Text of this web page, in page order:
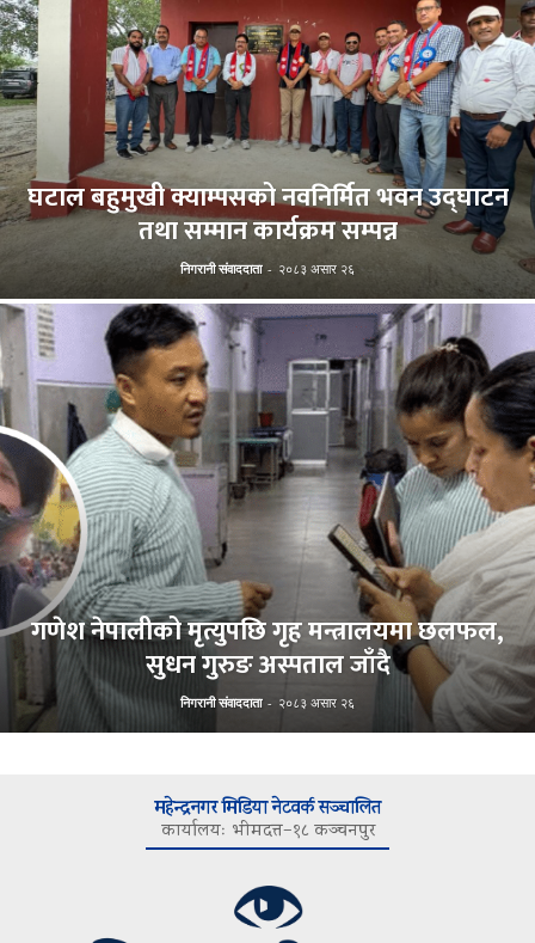
घटाल बहुमुखी क्याम्पसको नवनिर्मित भवन उद्घाटन
तथा सम्मान कार्यक्रम सम्पन्न
निगरानी संवाददाता - २०८३ असार २६
गणेश नेपालीको मृत्युपछि गृह मन्त्रालयमा छलफल,
सुधन गुरुङ अस्पताल जाँदै
निगरानी संवाददाता - २०८३ असार २६
महेन्द्रनगर मिडिया नेटवर्क सञ्चालित
कार्यालयः भीमदत्त–१८ कञ्चनपुर